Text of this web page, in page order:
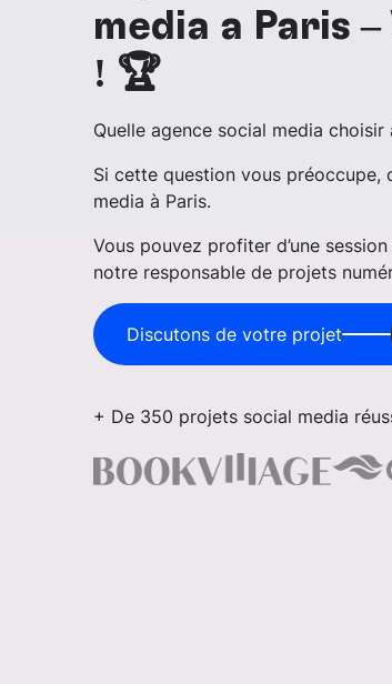
media à Paris
! 🏆
Quelle agence social media
Si cette question vous préoccupe,
media à Paris.
Vous pouvez profiter d’une
notre responsable de projets
Discutons de votre projet
+ De 350 projets social media